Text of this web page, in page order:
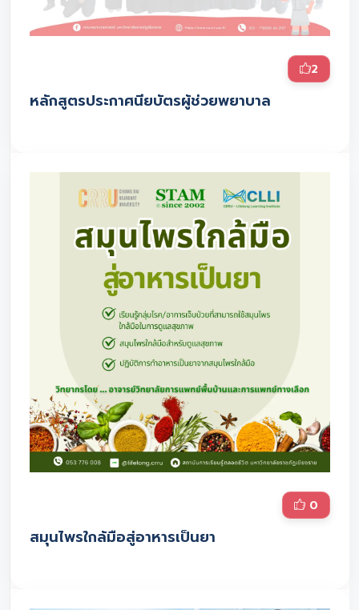
2
หลักสูตรประกาศนียบัตรผู้ช่วยพยาบาล
0
สมุนไพรใกล้มือสู่อาหารเป็นยา